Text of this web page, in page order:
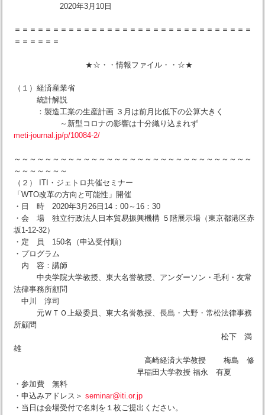
2020年3月10日
＝＝＝＝＝＝＝＝＝＝＝＝＝＝＝＝＝＝＝＝＝＝＝＝＝＝＝＝＝＝＝
＝＝＝＝＝＝
★☆・・情報ファイル・・☆★
（１）経済産業省
統計解説
：製造工業の生産計画 ３月は前月比低下の公算大きく
～新型コロナの影響は十分織り込まれず
meti-journal.jp/p/10084-2/
～～～～～～～～～～～～～～～～～～～～～～～～～～～～～～～
～～～～～～～
（２） ITI・ジェトロ共催セミナー
「WTO改革の方向と可能性」開催
・日 時 2020年3月26日14：00～16：30
・会 場 独立行政法人日本貿易振興機構 ５階展示場（東京都港区赤
坂1-12-32）
・定 員 150名（申込受付順）
・プログラム
内 容：講師
中央学院大学教授、東大名誉教授、アンダーソン・毛利・友常
法律事務所顧問
中川 淳司
元ＷＴＯ上級委員、東大名誉教授、長島・大野・常松法律事務
所顧問
松下 満
雄
高崎経済大学教授 梅島 修
早稲田大学教授 福永 有夏
・参加費 無料
・申込みアドレス＞ seminar@iti.or.jp
・当日は会場受付で名刺を１枚ご提出ください。